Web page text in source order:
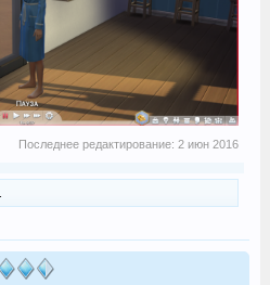
Последнее редактирование:2 июн 2016